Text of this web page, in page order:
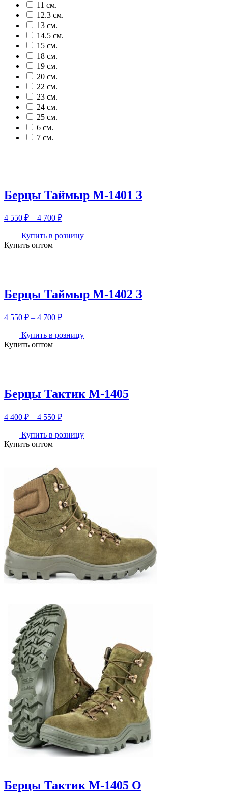
11 см.
12.3 см.
13 см.
14.5 см.
15 см.
18 см.
19 см.
20 см.
22 см.
23 см.
24 см.
25 см.
6 см.
7 см.
Берцы Таймыр М-1401 З
4 550 ₽ – 4 700 ₽Диапазон
4
Купить в розницу
Купить оптом
Берцы Таймыр М-1402 З
4 550 ₽ – 4 700 ₽Диапазон
4
Купить в розницу
Купить оптом
Берцы Тактик М-1405
4 400 ₽ – 4 550 ₽Диапазон
4
550 ₽
Купить в розницу
Купить оптом
Берцы Тактик М-1405 О